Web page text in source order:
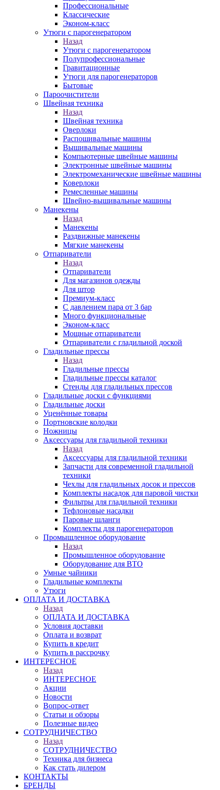
Профессиональные
Классические
Эконом-класс
Утюги с парогенератором
Назад
Утюги с парогенератором
Полупрофессиональные
Гравитационные
Утюги для парогенераторов
Бытовые
Пароочистители
Швейная техника
Назад
Швейная техника
Оверлоки
Распошивальные машины
Вышивальные машины
Компьютерные швейные машины
Электронные швейные машины
Электромеханические швейные машины
Коверлоки
Ремесленные машины
Швейно-вышивальные машины
Манекены
Назад
Манекены
Раздвижные манекены
Мягкие манекены
Отпариватели
Назад
Отпариватели
Для магазинов одежды
Для штор
Премиум-класс
С давлением пара от 3 бар
Много функциональные
Эконом-класс
Мощные отпариватели
Отпариватели с гладильной доской
Гладильные прессы
Назад
Гладильные прессы
Гладильные прессы каталог
Стенды для гладильных прессов
Гладильные доски с функциями
Гладильные доски
Уценённые товары
Портновские колодки
Ножницы
Аксессуары для гладильной техники
Назад
Аксессуары для гладильной техники
Запчасти для современной гладильной
техники
Чехлы для гладильных досок и прессов
Комплекты насадок для паровой чистки
Фильтры для гладильной техники
Тефлоновые насадки
Паровые шланги
Комплекты для парогенераторов
Промышленное оборудование
Назад
Промышленное оборудование
Оборудование для ВТО
Умные чайники
Гладильные комплекты
Утюги
ОПЛАТА И ДОСТАВКА
Назад
ОПЛАТА И ДОСТАВКА
Условия доставки
Оплата и возврат
Купить в кредит
Купить в рассрочку
ИНТЕРЕСНОЕ
Назад
ИНТЕРЕСНОЕ
Акции
Новости
Вопрос-ответ
Статьи и обзоры
Полезные видео
СОТРУДНИЧЕСТВО
Назад
СОТРУДНИЧЕСТВО
Техника для бизнеса
Как стать дилером
КОНТАКТЫ
БРЕНДЫ